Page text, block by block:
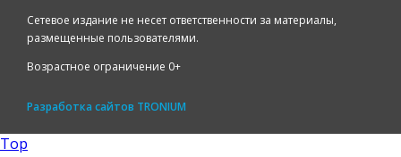
Сетевое издание не несет ответственности за материалы,
размещенные пользователями.
Возрастное ограничение 0+
Разработка сайтов TRONIUM
Top